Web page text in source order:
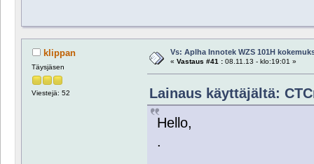
klippan
Täysjäsen
Viestejä: 52
Vs: Aplha Innotek WZS 101H
« Vastaus #41 :08.11.13 - klo:19:01 »
Lainaus käyttäjältä:
Hello,
.